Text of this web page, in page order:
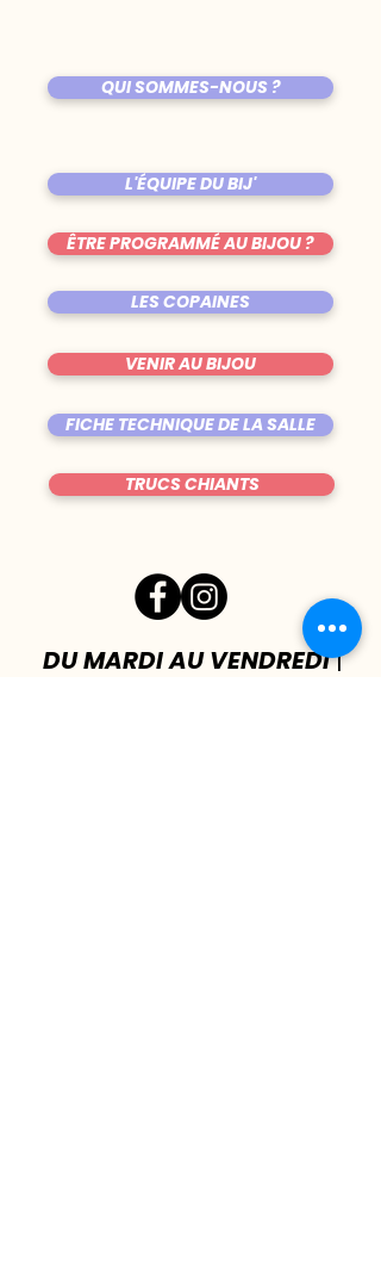
QUI SOMMES-NOUS ?
L'ÉQUIPE DU BIJ'
ÊTRE PROGRAMMÉ AU BIJOU ?
LES COPAINES
VENIR AU BIJOU
FICHE TECHNIQUE DE LA SALLE
TRUCS CHIANTS
DU MARDI AU VENDREDI|